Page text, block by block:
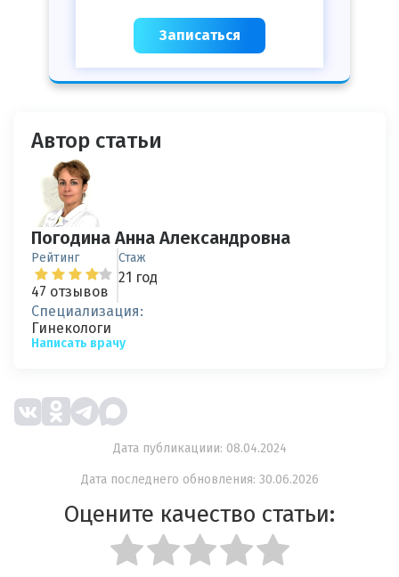
Записаться
Автор статьи
Погодина Анна Александровна
Рейтинг
47 отзывов
Стаж
21 год
Специализация:
Гинекологи
Написать врачу
Дата публикациии: 08.04.2024
Дата последнего обновления: 30.06.2026
Оцените качество статьи: